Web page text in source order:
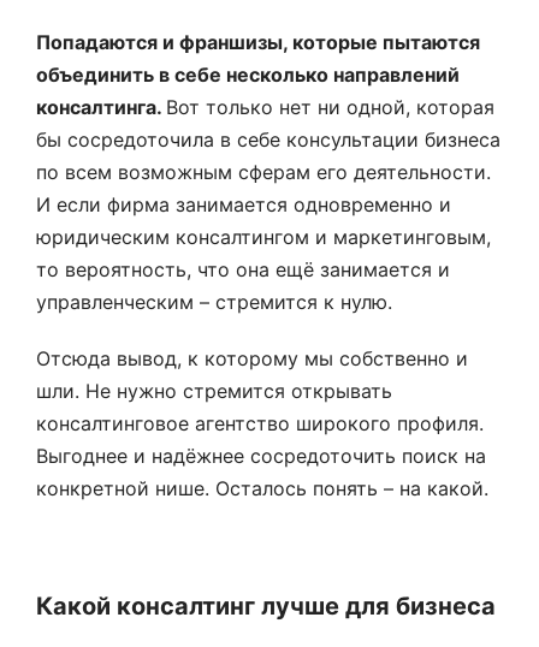
Попадаются и франшизы, которые пытаются
объединить в себе несколько направлений
консалтинга. Вот только нет ни одной, которая
бы сосредоточила в себе консультации бизнеса
по всем возможным сферам его деятельности.
И если фирма занимается одновременно и
юридическим консалтингом и маркетинговым,
то вероятность, что она ещё занимается и
управленческим – стремится к нулю.
Отсюда вывод, к которому мы собственно и
шли. Не нужно стремится открывать
консалтинговое агентство широкого профиля.
Выгоднее и надёжнее сосредоточить поиск на
конкретной нише. Осталось понять – на какой.
Какой консалтинг лучше для бизнеса